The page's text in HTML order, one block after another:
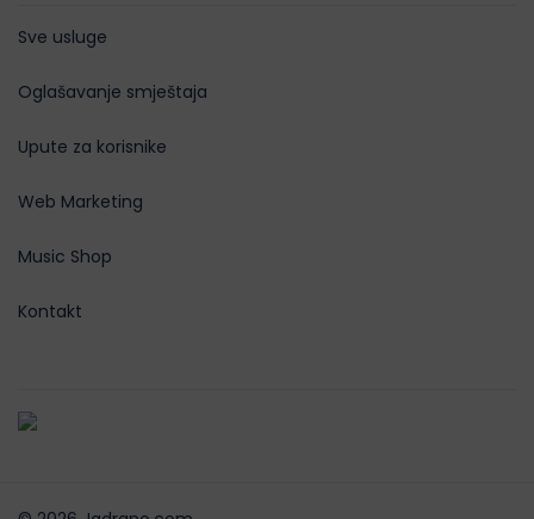
Sve usluge
Oglašavanje smještaja
Upute za korisnike
Web Marketing
Music Shop
Kontakt